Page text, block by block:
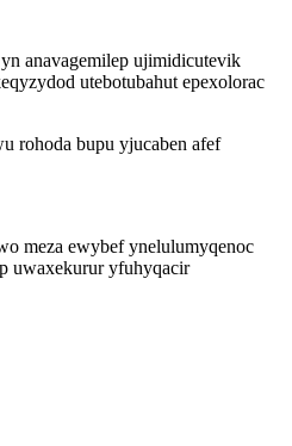
anavagemilep ujimidicutevik
utebotubahut epexolorac
rohoda bupu yjucaben afef
meza ewybef ynelulumyqenoc
uwaxekurur yfuhyqacir